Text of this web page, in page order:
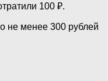
100 ₽.
не менее 300 рублей